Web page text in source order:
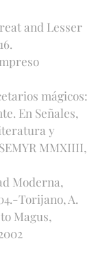
and Lesser
mágicos:
En Señales,
y
MMXIIII,
Moderna,
Torijano, A.
Magus,